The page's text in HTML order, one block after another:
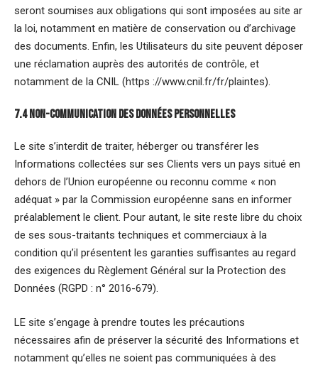
seront soumises aux obligations qui sont imposées au site ar
la loi, notamment en matière de conservation ou d’archivage
des documents. Enfin, les Utilisateurs du site peuvent déposer
une réclamation auprès des autorités de contrôle, et
notamment de la CNIL (https ://www.cnil.fr/fr/plaintes).
7.4 Non-communication des données personnelles
Le site s’interdit de traiter, héberger ou transférer les
Informations collectées sur ses Clients vers un pays situé en
dehors de l’Union européenne ou reconnu comme « non
adéquat » par la Commission européenne sans en informer
préalablement le client. Pour autant, le site reste libre du choix
de ses sous-traitants techniques et commerciaux à la
condition qu’il présentent les garanties suffisantes au regard
des exigences du Règlement Général sur la Protection des
Données (RGPD : n° 2016-679).
LE site s’engage à prendre toutes les précautions
nécessaires afin de préserver la sécurité des Informations et
notamment qu’elles ne soient pas communiquées à des